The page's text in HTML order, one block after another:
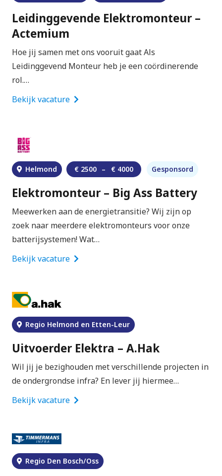
Leidinggevende Elektromonteur –
Actemium
Hoe jij samen met ons vooruit gaat Als
Leidinggevend Monteur heb je een coördinerende
rol.…
Bekijk vacature
Helmond € 2500 – € 4000 Gesponsord
Elektromonteur – Big Ass Battery
Meewerken aan de energietransitie? Wij zijn op
zoek naar meerdere elektromonteurs voor onze
batterijsystemen! Wat…
Bekijk vacature
Regio Helmond en Etten-Leur
Uitvoerder Elektra – A.Hak
Wil jij je bezighouden met verschillende projecten in
de ondergrondse infra? En lever jij hiermee…
Bekijk vacature
Regio Den Bosch/Oss